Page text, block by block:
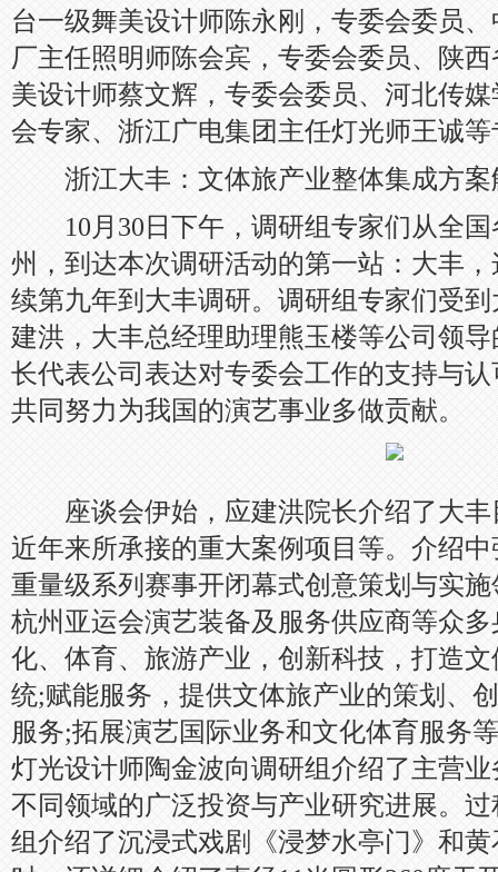
台一级舞美设计师陈永刚，专委会委员
厂主任照明师陈会宾，专委会委员、陕
美设计师蔡文辉，专委会委员、河北传
会专家、浙江广电集团主任灯光师王诚等
浙江大丰：文体旅产业整体集成方案
10月30日下午，调研组专家们从全国
州，到达本次调研活动的第一站：大丰
续第九年到大丰调研。调研组专家们受
建洪，大丰总经理助理熊玉楼等公司领
长代表公司表达对专委会工作的支持与
共同努力为我国的演艺事业多做贡献。
座谈会伊始，应建洪院长介绍了大丰
近年来所承接的重大案例项目等。介绍
重量级系列赛事开闭幕式创意策划与实
杭州亚运会演艺装备及服务供应商等众
化、体育、旅游产业，创新科技，打造
统;赋能服务，提供文体旅产业的策划、
服务;拓展演艺国际业务和文化体育服务
灯光设计师陶金波向调研组介绍了主营
不同领域的广泛投资与产业研究进展。
组介绍了沉浸式戏剧《浸梦水亭门》和